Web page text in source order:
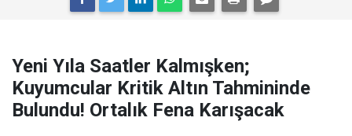
Yeni Yıla Saatler Kalmışken;
Kuyumcular Kritik Altın Tahmininde
Bulundu! Ortalık Fena Karışacak